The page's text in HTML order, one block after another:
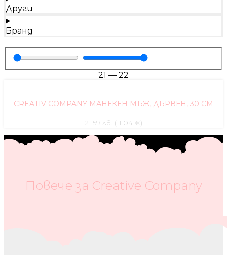
Други
Бранд
21 — 22
CREATIV COMPANY МАНЕКЕН МЪЖ, ДЪРВЕН, 30 CM
21,59 лв. (11.04 €)
Повече за Creative Company